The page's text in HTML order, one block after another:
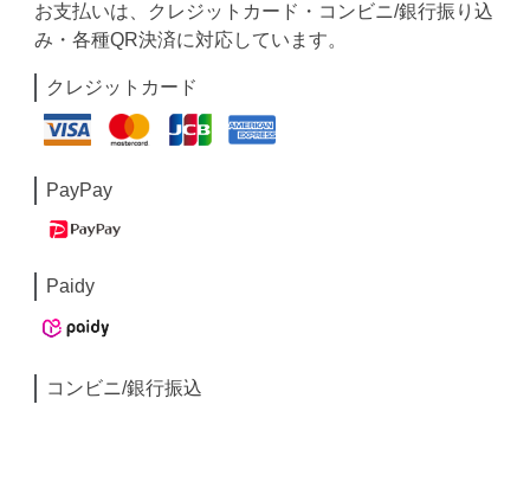
お支払いは、クレジットカード・コンビニ/銀行振り込
み・各種QR決済に対応しています。
クレジットカード
PayPay
Paidy
コンビニ/銀行振込